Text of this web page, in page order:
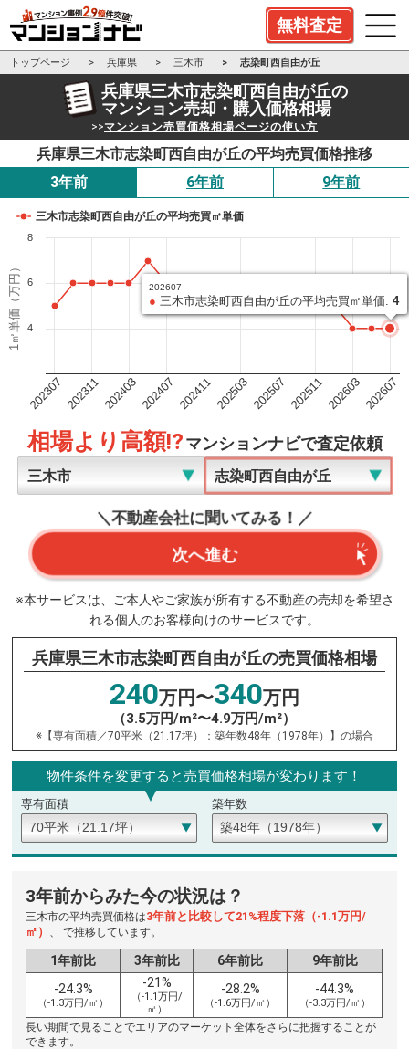
無料査定
トップページ 兵庫県 三木市 志染町西自由が丘
兵庫県三木市志染町西自由が丘の
マンション売却・購入価格相場
>>マンション売買価格相場ページの使い方
兵庫県三木市志染町西自由が丘の平均売買価格推移
3年前
6年前 9年前
1㎡単価（万円）
三木市志染町西自由が丘の平均売買㎡単価
202307202311202403202407202411202503202507202511202603202607
4
6
8
202607
● 三木市志染町西自由が丘の平均売買㎡単価: 4
相場より高額!?マンションナビで査定依頼
＼不動産会社に聞いてみる！／
次へ進む
※本サービスは、ご本人やご家族が所有する不動産の売却を希望さ
れる個人のお客様向けのサービスです。
兵庫県三木市志染町西自由が丘の売買価格相場
240万円〜340万円
（3.5万円/m²〜4.9万円/m²）
※【専有面積／70平米（21.17坪）：築年数48年（1978年）】の場合
物件条件を変更すると売買価格相場が変わります！
専有面積 築年数
3年前からみた今の状況は？
三木市の平均売買価格は3年前と比較して21%程度下落（-1.1万円/
㎡） 、 で推移しています。
1年前比 3年前比 6年前比
9年前比
-24.3%
（-1.3万円/㎡）
-21%
（-1.1万円/
㎡）
-28.2%
（-1.6万円/㎡）
-44.3%
（-3.3万円/㎡）
長い期間で見ることでエリアのマーケット全体をさらに把握することが
できます。